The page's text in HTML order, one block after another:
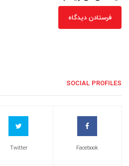
SOCIAL PROFILES
Facebook
Twitter